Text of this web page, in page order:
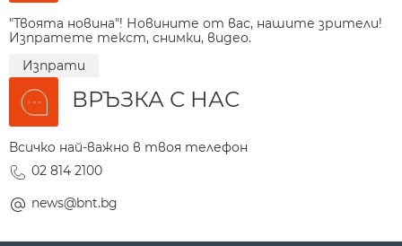
"Твоята новина"! Новините от вас, нашите зрители!
Изпратете текст, снимки, видео.
Изпрати
ВРЪЗКА С НАС
Всичко най-важно в твоя телефон
02 814 2100
news@bnt.bg